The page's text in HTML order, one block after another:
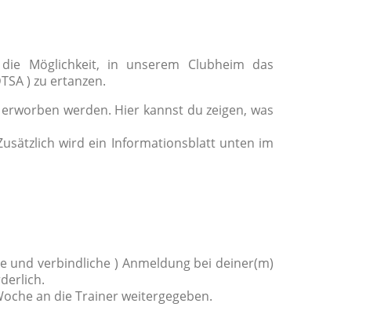
Möglichkeit, in unserem Clubheim das
) zu ertanzen.
werden. Hier kannst du zeigen, was
wird ein Informationsblatt unten im
verbindliche ) Anmeldung bei deiner(m)
an die Trainer weitergegeben.